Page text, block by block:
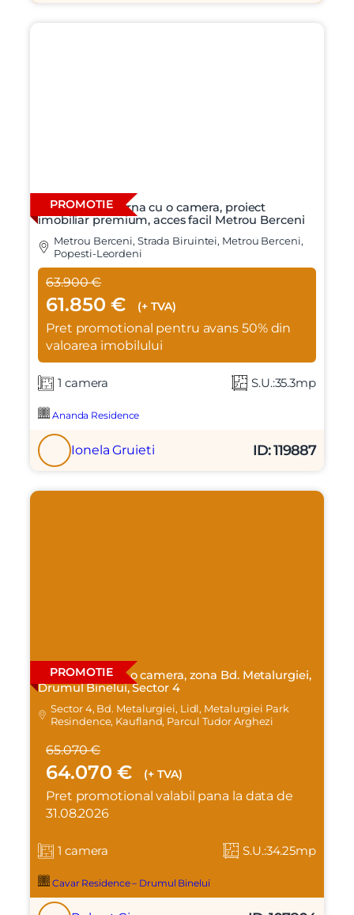
PROMOTIE
Locuinta moderna cu o camera, proiect
imobiliar premium, acces facil Metrou Berceni
Metrou Berceni, Strada Biruintei, Metrou Berceni,
Popesti-Leordeni
63.900 €
61.850 € (+ TVA)
Pret promotional pentru avans 50% din
valoarea imobilului
1 camera S.U.:35.3mp
Ananda Residence
Ionela Gruieti ID: 119887
PROMOTIE
Apartament cu o camera, zona Bd. Metalurgiei,
Drumul Binelui, Sector 4
Sector 4, Bd. Metalurgiei, Lidl, Metalurgiei Park
Resindence, Kaufland, Parcul Tudor Arghezi
65.070 €
64.070 € (+ TVA)
Pret promotional valabil pana la data de
31.08.2026
1 camera S.U.:34.25mp
Cavar Residence – Drumul Binelui